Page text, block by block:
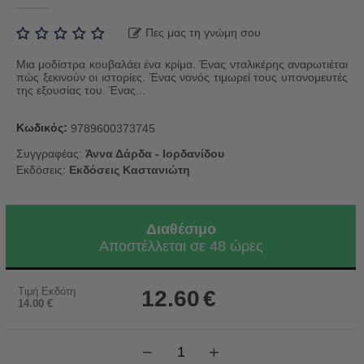
Πες μας τη γνώμη σου
Μια μοδίστρα κουβαλάει ένα κρίμα. Ένας νταλικέρης αναρωτιέται
πώς ξεκινούν οι ιστορίες. Ένας νονός τιμωρεί τους υπονομευτές
της εξουσίας του. Ένας...
Κωδικός: 9789600373745
Συγγραφέας: Άννα Δάρδα - Ιορδανίδου
Εκδόσεις: Εκδόσεις Καστανιώτη
Διαθέσιμο
Αποστέλλεται σε 48 ώρες
Τιμή Εκδότη
14.00 € 12.60€
+
−